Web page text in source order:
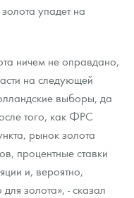
упадет на
ничем не оправдано,
на следующей
выборы, да
того, как ФРС
рынок золота
процентные ставки
и, вероятно,
золота», - сказал